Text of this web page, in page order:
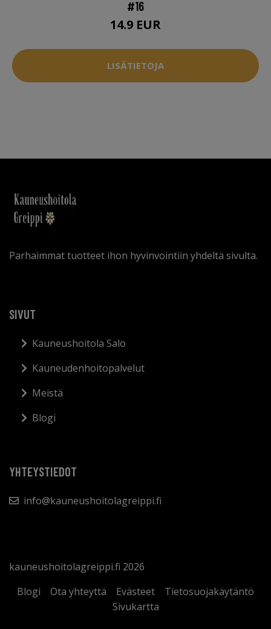
#16
14.9 EUR
LISÄTIETOJA
Parhaimmat tuotteet ihon hyvinvointiin yhdeltä sivulta.
SIVUT
Kauneushoitola Salo
Kauneudenhoitopalvelut
Meistä
Blogi
YHTEYSTIEDOT
info@kauneushoitolagreippi.fi
kauneushoitolagreippi.fi 2026
Blogi
Ota yhteyttä Evästeet
Tietosuojakäytäntö
Sivukartta